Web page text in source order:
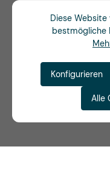
Diese
bestmögliche
Konfigurieren
Alle